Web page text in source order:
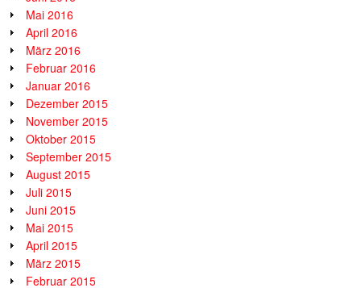
Mai 2016
April 2016
März 2016
Februar 2016
Januar 2016
Dezember 2015
November 2015
Oktober 2015
September 2015
August 2015
Juli 2015
Juni 2015
Mai 2015
April 2015
März 2015
Februar 2015